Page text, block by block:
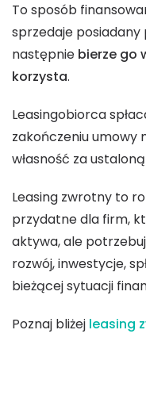
To sposób
sprzedaje
następnie bierze go
korzysta.
Leasingobiorca
zakończeniu umowy
własność za
Leasing zwrotny to
przydatne dla firm,
aktywa, ale
rozwój, inwestycje,
bieżącej sytuacji
Poznaj bliżej leasing